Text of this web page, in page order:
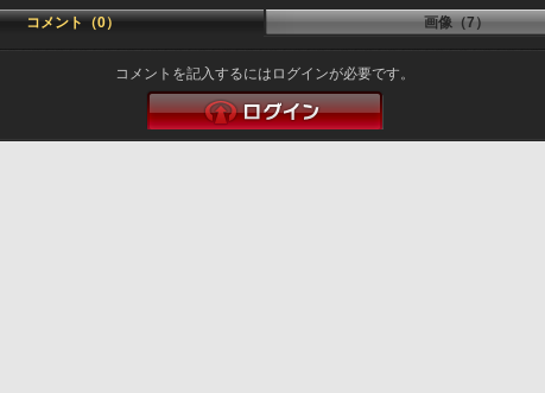
コメント（0） 画像（7）
コメントを記入するにはログインが必要です。